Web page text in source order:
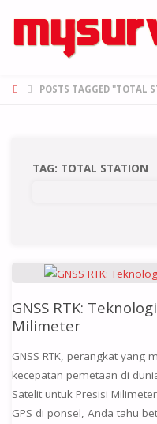
POSTS TAGGED "TOTAL
TAG: TOTAL STATION
GNSS RTK:
Milimeter
GNSS RTK, perangkat yang
kecepatan pemetaan di
Satelit untuk Presisi
GPS di ponsel, Anda tahu